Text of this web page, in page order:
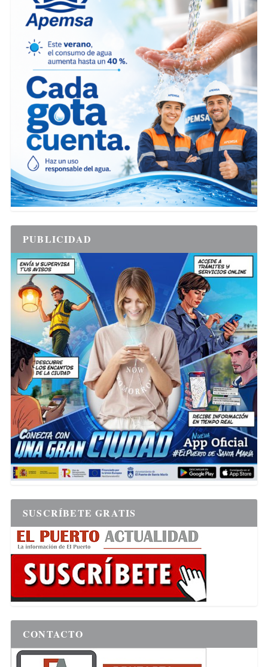
PUBLICIDAD
SUSCRÍBETE GRATIS
CONTACTO